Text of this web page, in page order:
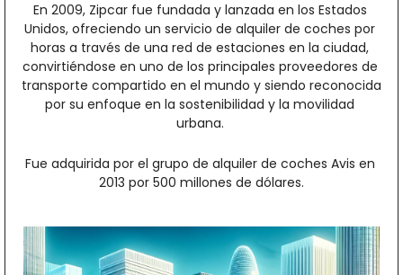
En 2009, Zipcar fue fundada y lanzada en los Estados
Unidos, ofreciendo un servicio de alquiler de coches por
horas a través de una red de estaciones en la ciudad,
convirtiéndose en uno de los principales proveedores de
transporte compartido en el mundo y siendo reconocida
por su enfoque en la sostenibilidad y la movilidad
urbana.
Fue adquirida por el grupo de alquiler de coches Avis en
2013 por 500 millones de dólares.